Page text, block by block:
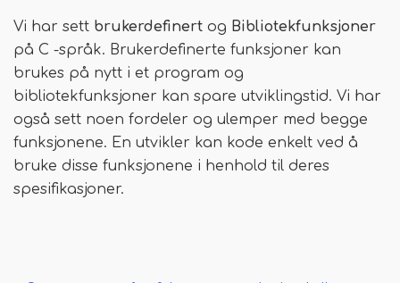
Vi har sett brukerdefinert og Bibliotekfunksjoner
på C -språk. Brukerdefinerte funksjoner kan
brukes på nytt i et program og
bibliotekfunksjoner kan spare utviklingstid. Vi har
også sett noen fordeler og ulemper med begge
funksjonene. En utvikler kan kode enkelt ved å
bruke disse funksjonene i henhold til deres
spesifikasjoner.